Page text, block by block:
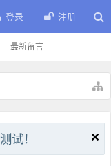
最新留言
登录 注册
试！